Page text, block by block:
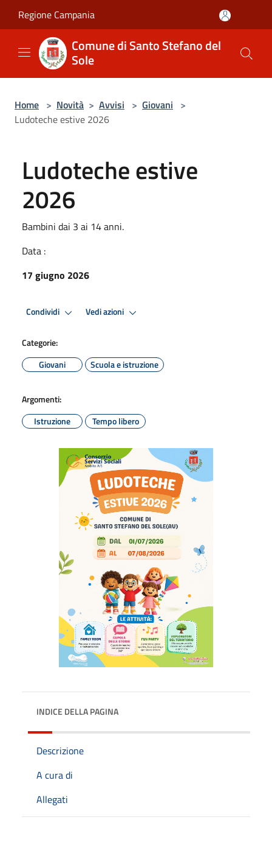
Regione Campania
Comune di Santo Stefano del
Sole
Home > Novità > Avvisi > Giovani >
Ludoteche estive 2026
Ludoteche estive
2026
Bambini dai 3 ai 14 anni.
Data :
17 giugno 2026
Condividi Vedi azioni
Categorie:
Giovani
Scuola e istruzione
Argomenti:
Istruzione
Tempo libero
INDICE DELLA PAGINA
Descrizione
A cura di
Allegati